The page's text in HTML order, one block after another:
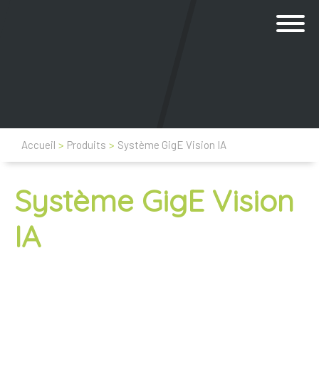
Accueil > Produits > Système GigE Vision IA
Système GigE Vision
IA